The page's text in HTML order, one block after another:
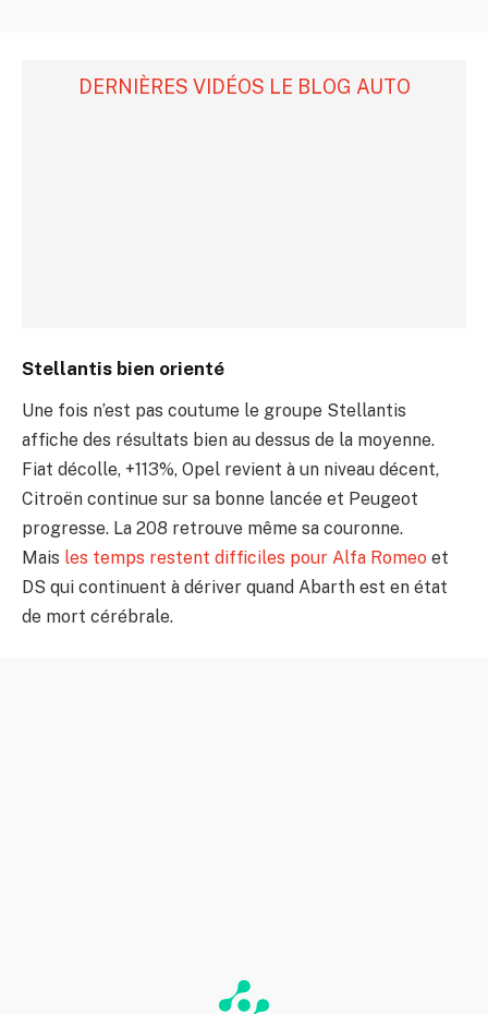
DERNIÈRES VIDÉOS LE BLOG AUTO
Stellantis bien orienté
Une fois n’est pas coutume le groupe Stellantis
affiche des résultats bien au dessus de la moyenne.
Fiat décolle, +113%, Opel revient à un niveau décent,
Citroën continue sur sa bonne lancée et Peugeot
progresse. La 208 retrouve même sa couronne.
Mais les temps restent difficiles pour Alfa Romeo et
DS qui continuent à dériver quand Abarth est en état
de mort cérébrale.